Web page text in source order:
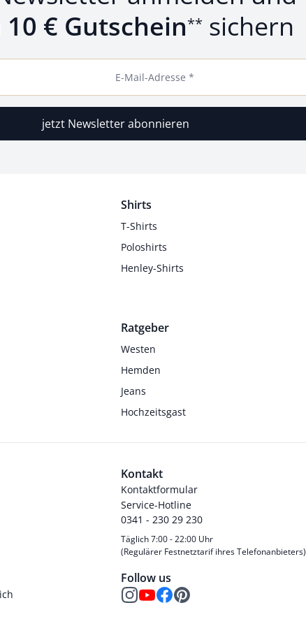
10 € Gutschein** sichern
E-Mail-Adresse *
jetzt Newsletter abonnieren
Shirts
T-Shirts
Poloshirts
Henley-Shirts
Ratgeber
Westen
Hemden
Jeans
Hochzeitsgast
Kontakt
Kontaktformular
Service-Hotline
0341 - 230 29 230
Täglich 7:00 - 22:00 Uhr
(Regulärer Festnetztarif ihres Telefonanbieters)
Follow us